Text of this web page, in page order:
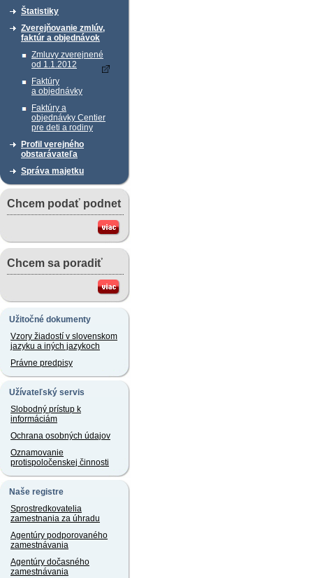
Štatistiky
Zverejňovanie zmlúv,
faktúr a objednávok
Zmluvy zverejnené
od 1.1.2012
Faktúry
a objednávky
Faktúry a
objednávky Centier
pre deti a rodiny
Profil verejného
obstarávateľa
Správa majetku
Chcem podať podnet
Chcem sa poradiť
Užitočné dokumenty
Vzory žiadostí v slovenskom
jazyku a iných jazykoch
Právne predpisy
Užívateľský servis
Slobodný prístup k
informáciám
Ochrana osobných údajov
Oznamovanie
protispoločenskej činnosti
Naše registre
Sprostredkovatelia
zamestnania za úhradu
Agentúry podporovaného
zamestnávania
Agentúry dočasného
zamestnávania